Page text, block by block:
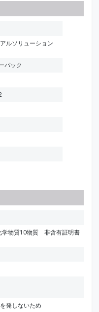
ルソリューション
パック
学物質10物質 非含有証明書
発しないため